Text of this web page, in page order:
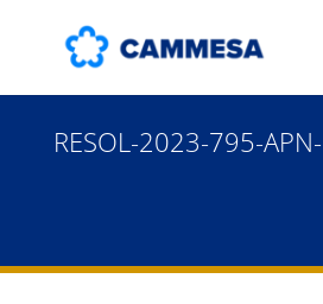
RESOL-2023-795-